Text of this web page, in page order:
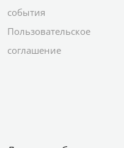
события
Пользовательское
соглашение